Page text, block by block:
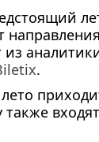
.
также